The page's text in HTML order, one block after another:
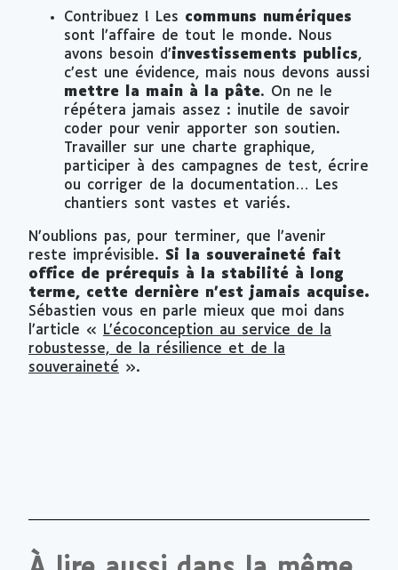
Contribuez ! Les communs numériques
sont l’affaire de tout le monde. Nous
avons besoin d’investissements publics,
c’est une évidence, mais nous devons aussi
mettre la main à la pâte. On ne le
répétera jamais assez : inutile de savoir
coder pour venir apporter son soutien.
Travailler sur une charte graphique,
participer à des campagnes de test, écrire
ou corriger de la documentation… Les
chantiers sont vastes et variés.
N’oublions pas, pour terminer, que l’avenir
reste imprévisible. Si la souveraineté fait
office de prérequis à la stabilité à long
terme, cette dernière n’est jamais acquise.
Sébastien vous en parle mieux que moi dans
l’article « L’écoconception au service de la
robustesse, de la résilience et de la
souveraineté ».